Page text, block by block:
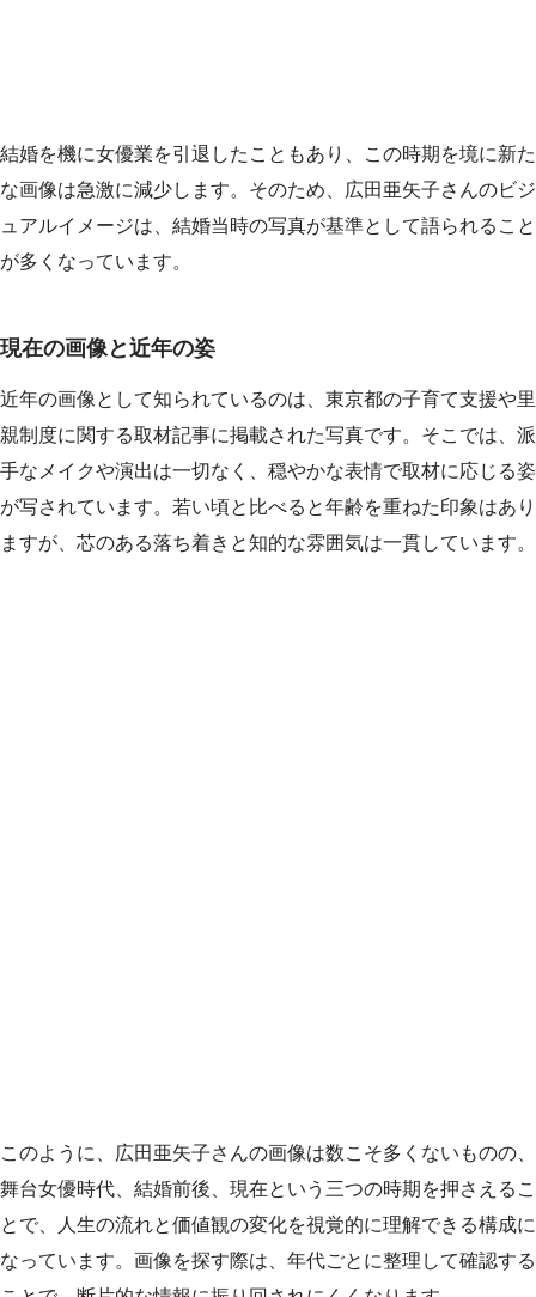
結婚を機に女優業を引退したこともあり、この時期を境に新た
な画像は急激に減少します。そのため、広田亜矢子さんのビジ
ュアルイメージは、結婚当時の写真が基準として語られること
が多くなっています。
現在の画像と近年の姿
近年の画像として知られているのは、東京都の子育て支援や里
親制度に関する取材記事に掲載された写真です。そこでは、派
手なメイクや演出は一切なく、穏やかな表情で取材に応じる姿
が写されています。若い頃と比べると年齢を重ねた印象はあり
ますが、芯のある落ち着きと知的な雰囲気は一貫しています。
このように、広田亜矢子さんの画像は数こそ多くないものの、
舞台女優時代、結婚前後、現在という三つの時期を押さえるこ
とで、人生の流れと価値観の変化を視覚的に理解できる構成に
なっています。画像を探す際は、年代ごとに整理して確認する